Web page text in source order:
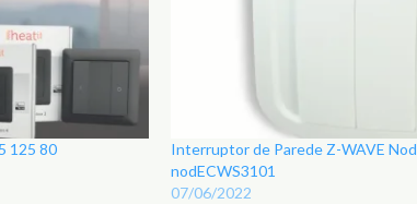
125 80
Interruptor de Parede Z-WAVE
nodECWS3101
07/06/2022